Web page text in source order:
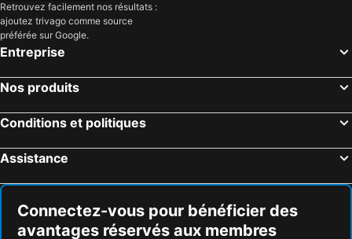
Retrouvez facilement nos résultats :
ajoutez trivago comme source
préférée sur Google.
Entreprise
Nos produits
Conditions et politiques
Assistance
Connectez-vous pour bénéficier des
avantages réservés aux membres